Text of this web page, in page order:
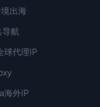
出海
导航
球代理IP
海外IP